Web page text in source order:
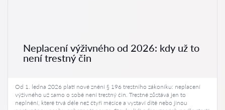
Neplacení výživného od 2026: kdy už to
není trestný čin
Od 1. ledna 2026 platí nové znění § 196 trestního zákoníku: neplacení
výživného už samo o sobě není trestný čin. Trestné zůstává jen to
neplnění, které trvá déle než čtyři měsíce a vystaví dítě nebo jinou